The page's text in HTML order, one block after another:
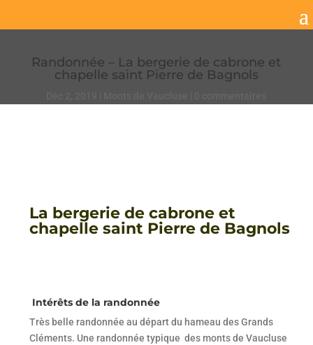
Randonnée – La bergerie de cabrone et
chapelle saint Pierre de Bagnols
La bergerie de cabrone et
chapelle saint Pierre de Bagnols
Intérêts de la randonnée
Très belle randonnée au départ du hameau des Grands
Cléments. Une randonnée typique des monts de Vaucluse